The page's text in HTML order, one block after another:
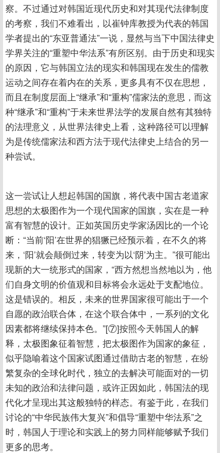
察。不过通过对韩国近现代历史和对其现代法律制度
的考察，我们不难看出，以崔钟库教授为代表的韩国
学者提出的“东亚普通法”一说，显然与当下中国法律史
学界关注的“重塑中华法系”有所区别。由于历史和现实
的原因，它与韩国立法的现实和韩国现在发生的儒教
运动之间存在着内在的关系，更多具有不仅在思想，
而且在制度层面上“继承”和“重构”儒家法的意思，而这
种“继承”和“重构”于未来世界法学的发展自然有其独特
的法理意义，从世界法律史上看，这种路径可以理解
为是传统儒家法和西方法于现代法律史上结合的另一
种尝试。
这一尝试让人想起韩国的国旗，将代表中国古老道家
思想的太极图作为一个现代国家的国旗，实在是一种
富有智慧的设计。正如英国历史学家汤因比的一个论
断：“当前‘阳’在世界的猖獗已经预示着，在不久的将
来，‘阳’就会颠倒过来，转变为以‘阴’为主。”很可能出
现新的大一统形式的国家，“西方然想当然地以为，他
们自身文明的价值观和目标将会永远处于支配地位。
这是错误的。相反，未来的世界国家很可能出于一个
自愿的政治联合体，在这个联合体中，一系列的文化
因素都将继续保持本色。”[⑦]按照今天韩国人的解
释，太极图象征着智慧，把太极图作为国家的象征，
似乎隐喻着这个国家试图通过借助古老的智慧，在纷
繁复杂的全球化时代，独立的去解决可能面对的一切
未知的政治和法律问题，或许正因如此，韩国法的现
代化才呈现出其这般独特的样态。有鉴于此，在我们
讨论的“中华民族伟大复兴”和倡导“重塑中华法系”之
时，韩国人于理论和实践上的努力同样能够赋予我们
更多的思考。